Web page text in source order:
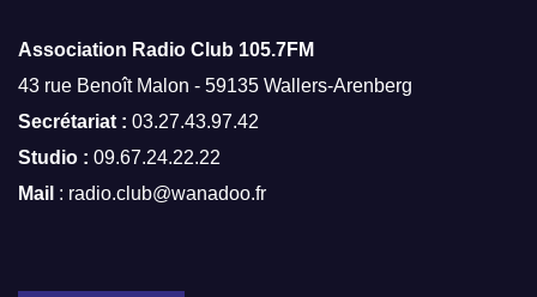
Association Radio Club 105.7FM
43 rue Benoît Malon - 59135 Wallers-Arenberg
Secrétariat : 03.27.43.97.42
Studio : 09.67.24.22.22
Mail : radio.club@wanadoo.fr